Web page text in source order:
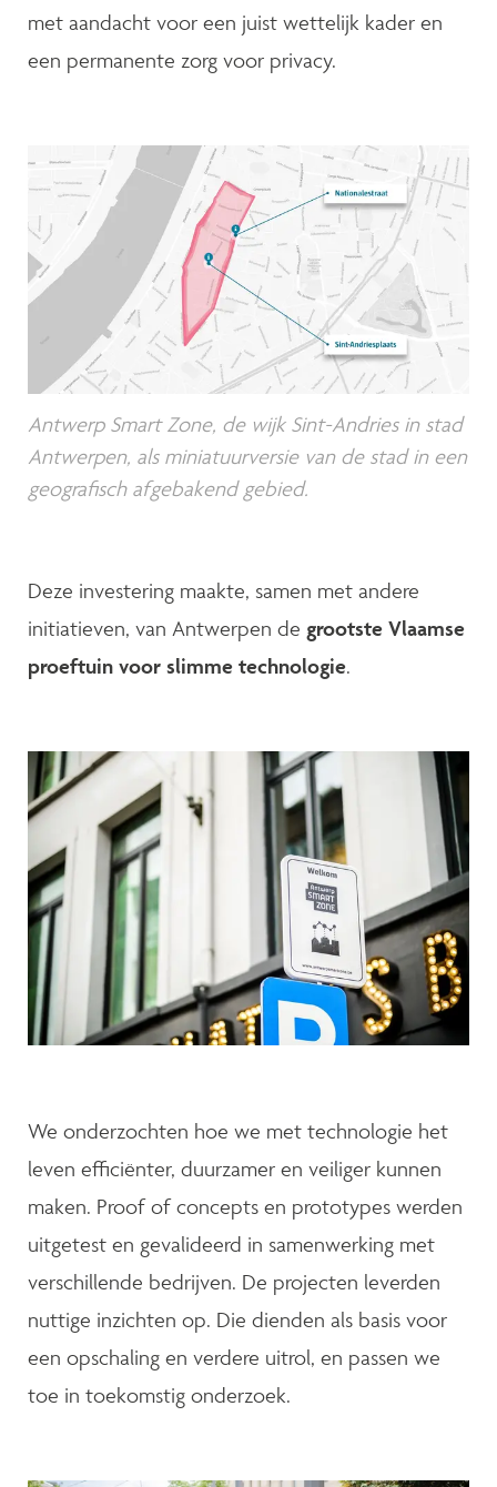
met aandacht voor een juist wettelijk kader en
een permanente zorg voor privacy.
Antwerp Smart Zone, de wijk Sint-Andries in stad
Antwerpen, als miniatuurversie van de stad in een
geografisch afgebakend gebied.
Deze investering maakte, samen met andere
initiatieven, van Antwerpen de grootste Vlaamse
proeftuin voor slimme technologie.
We onderzochten hoe we met technologie het
leven efficiënter, duurzamer en veiliger kunnen
maken. Proof of concepts en prototypes werden
uitgetest en gevalideerd in samenwerking met
verschillende bedrijven. De projecten leverden
nuttige inzichten op. Die dienden als basis voor
een opschaling en verdere uitrol, en passen we
toe in toekomstig onderzoek.